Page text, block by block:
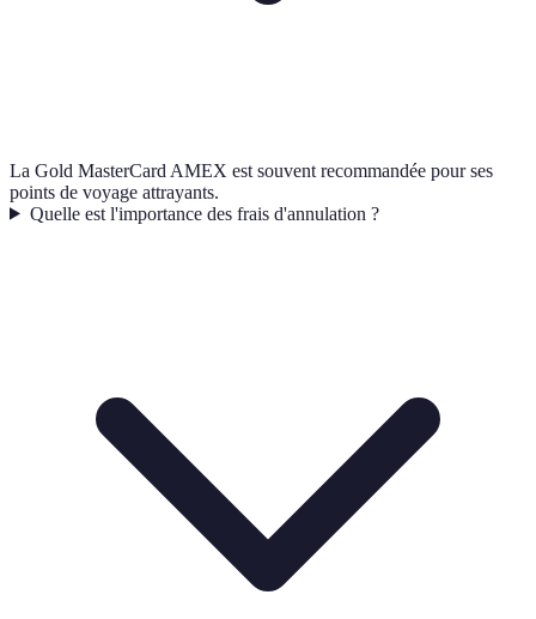
La Gold MasterCard AMEX est souvent recommandée pour ses
points de voyage attrayants.
Quelle est l'importance des frais d'annulation ?